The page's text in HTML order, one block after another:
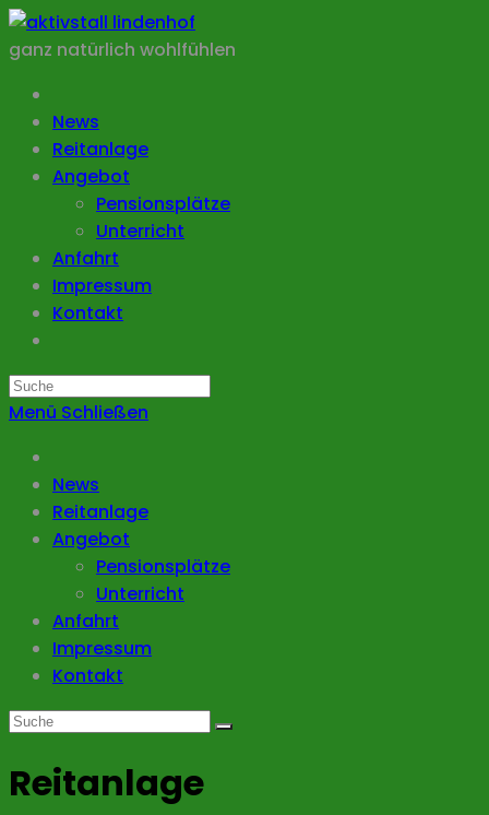
Zum
Inhalt
ganz natürlich wohlfühlen
News
Reitanlage
Angebot
Pensionsplätze
Unterricht
Anfahrt
Impressum
Kontakt
Search
this
Menü Schließen
News
Reitanlage
Angebot
Pensionsplätze
Unterricht
Anfahrt
Impressum
Kontakt
Reitanlage